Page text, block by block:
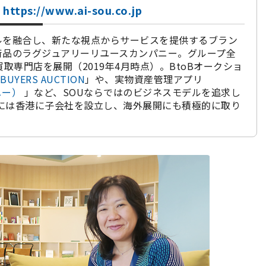
https://www.ai-sou.co.jp
融合し、新たな視点からサービスを提供するブラン
のラグジュアリーリユースカンパニー。グループ全
専門店を展開（2019年4月時点）。BtoBオークショ
AUCTION」や、実物資産管理アプリ
）
」など、SOUならではのビジネスモデルを追求し
は香港に子会社を設立し、海外展開にも積極的に取り